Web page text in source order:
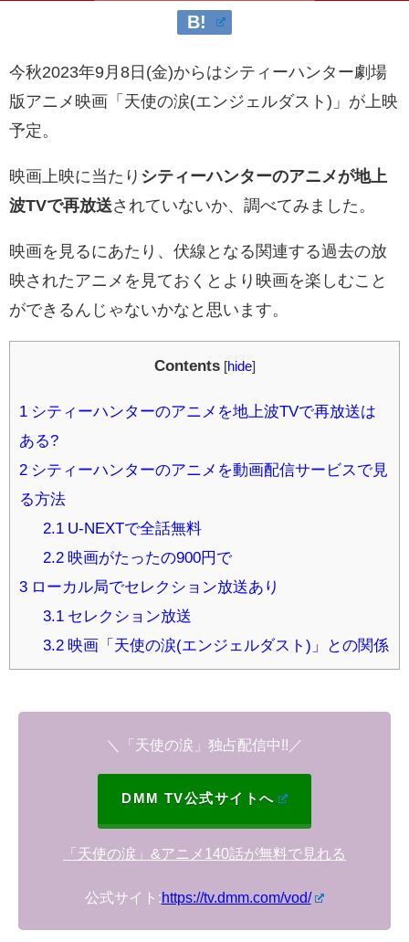
今秋2023年9月8日(金)からはシティーハンター劇場
版アニメ映画「天使の涙(エンジェルダスト)」が上映
予定。
映画上映に当たり シティーハンターのアニメが地上
波TVで再放送されていないか、調べてみました。
映画を見るにあたり、伏線となる関連する過去の放
映されたアニメを見ておくとより映画を楽しむこと
ができるんじゃないかなと思います。
Contents [hide]
1 シティーハンターのアニメを地上波TVで再放送は
ある?
2 シティーハンターのアニメを動画配信サービスで見
る方法
2.1U-NEXTで全話無料
2.2映画がたったの900円で
3 ローカル局でセレクション放送あり
3.1セレクション放送
3.2映画「天使の涙(エンジェルダスト)」との関係
＼「天使の涙」 独占配信中!! ／
DMM TV公式サイトへ
「天使の涙」&アニメ140話が無料で見れる
公式サイト:https://tv.dmm.com/vod/